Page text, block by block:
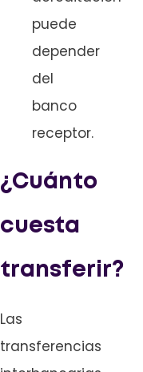
puede
depender
del
banco
receptor.
¿Cuánto
cuesta
transferir?
Las
transferencias